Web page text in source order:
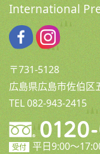
International
〒731-5128
広島県広島市佐伯区
TEL 082-943-2415
受付 平日9:00〜